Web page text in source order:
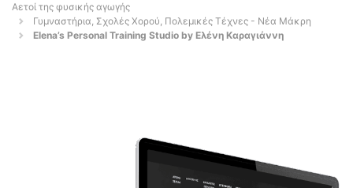
Αετοί της φυσικής αγωγής
Γυμναστήρια, Σχολές Χορού, Πολεμικές Τέχνες - Νέα Μάκρη
Elena’s Personal Training Studio by Ελένη Καραγιάννη